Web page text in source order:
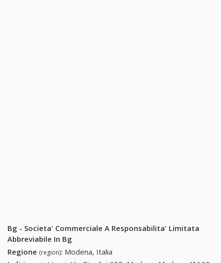
Bg - Societa' Commerciale A Responsabilita' Limitata
Abbreviabile In Bg
Regione (region): Modena, Italia